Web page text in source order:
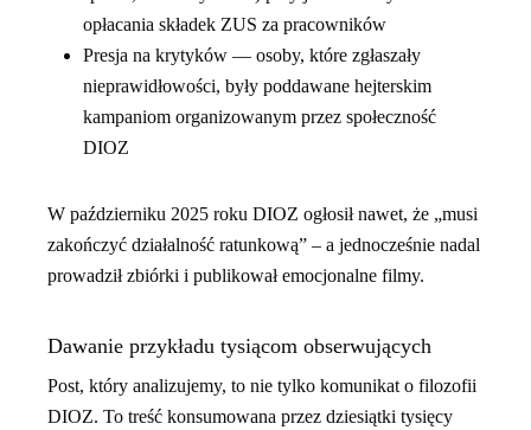
opłacania składek ZUS za pracowników
Presja na krytyków — osoby, które zgłaszały
nieprawidłowości, były poddawane hejterskim
kampaniom organizowanym przez społeczność
DIOZ
W październiku 2025 roku DIOZ ogłosił nawet, że „musi
zakończyć działalność ratunkową” – a jednocześnie nadal
prowadził zbiórki i publikował emocjonalne filmy.
Dawanie przykładu tysiącom obserwujących
Post, który analizujemy, to nie tylko komunikat o filozofii
DIOZ. To treść konsumowana przez dziesiątki tysięcy